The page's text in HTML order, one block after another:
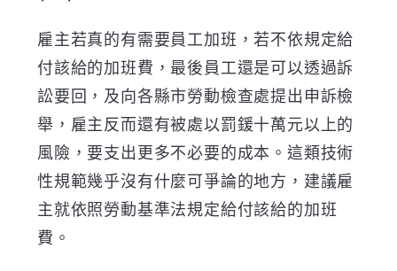
雇主若真的有需要員工加班，若不依規定給
付該給的加班費，最後員工還是可以透過訴
訟要回，及向各縣市勞動檢查處提出申訴檢
舉，雇主反而還有被處以罰鍰十萬元以上的
風險，要支出更多不必要的成本。這類技術
性規範幾乎沒有什麼可爭論的地方，建議雇
主就依照勞動基準法規定給付該給的加班
費。